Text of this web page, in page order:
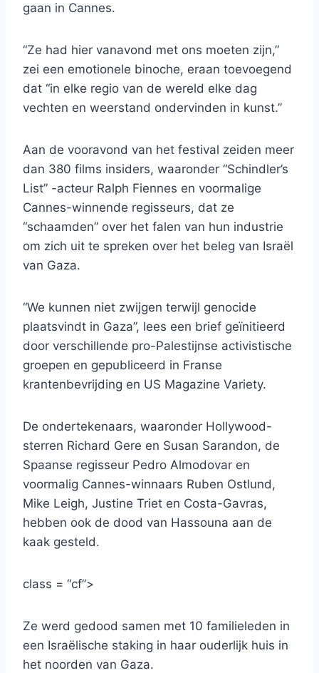
gaan in Cannes.
“Ze had hier vanavond met ons moeten zijn,”
zei een emotionele binoche, eraan toevoegend
dat “in elke regio van de wereld elke dag
vechten en weerstand ondervinden in kunst.”
Aan de vooravond van het festival zeiden meer
dan 380 films insiders, waaronder “Schindler’s
List” -acteur Ralph Fiennes en voormalige
Cannes-winnende regisseurs, dat ze
“schaamden” over het falen van hun industrie
om zich uit te spreken over het beleg van Israël
van Gaza.
“We kunnen niet zwijgen terwijl genocide
plaatsvindt in Gaza”, lees een brief geïnitieerd
door verschillende pro-Palestijnse activistische
groepen en gepubliceerd in Franse
krantenbevrijding en US Magazine Variety.
De ondertekenaars, waaronder Hollywood-
sterren Richard Gere en Susan Sarandon, de
Spaanse regisseur Pedro Almodovar en
voormalig Cannes-winnaars Ruben Ostlund,
Mike Leigh, Justine Triet en Costa-Gavras,
hebben ook de dood van Hassouna aan de
kaak gesteld.
class = “cf”>
Ze werd gedood samen met 10 familieleden in
een Israëlische staking in haar ouderlijk huis in
het noorden van Gaza.